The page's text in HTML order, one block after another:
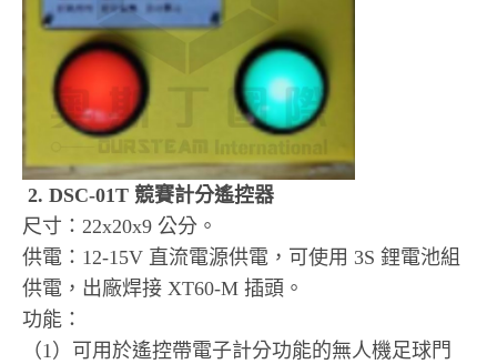
2. DSC-01T 競賽計分遙控器
尺寸：22x20x9 公分。
供電：12-15V 直流電源供電，可使用 3S 鋰電池組
供電，出廠焊接 XT60-M 插頭。
功能：
（1）可用於遙控帶電子計分功能的無人機足球門